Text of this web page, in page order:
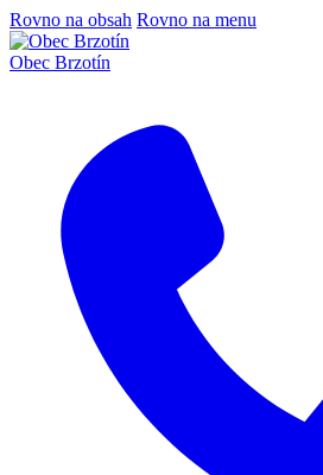
Rovno na obsah Rovno na menu
Obec Brzotín